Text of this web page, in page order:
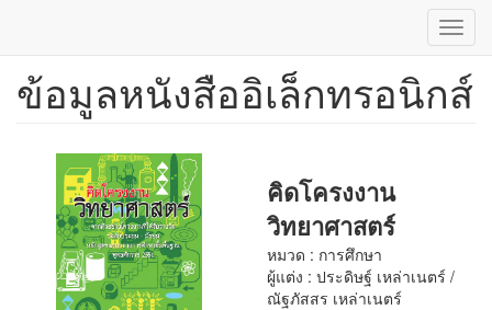
ข้าม
ข้อมูลหนังสืออิเล็กทรอนิกส์
คิดโครงงาน
วิทยาศาสตร์
หมวด : การศึกษา
ผู้แต่ง : ประดิษฐ์ เหล่าเนตร์ /
ณัฐภัสสร เหล่าเนตร์